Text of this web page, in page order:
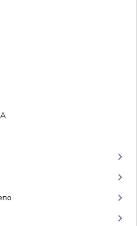
keyboard_arrow_right
keyboard_arrow_right
keyboard_arrow_right
keyboard_arrow_right